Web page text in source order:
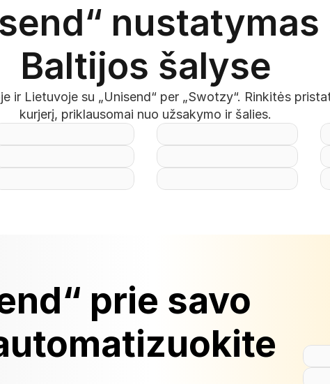
Baltijos šalyse
ir Lietuvoje su „Unisend“ per „Swotzy“. Rinkitės
kurjerį, priklausomai nuo užsakymo ir šalies.
prie savo